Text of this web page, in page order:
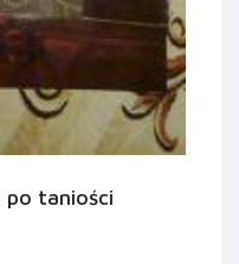
po taniości